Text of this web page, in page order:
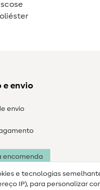
e envio
envio
encomenda
e tecnologias
IP), para personalizar